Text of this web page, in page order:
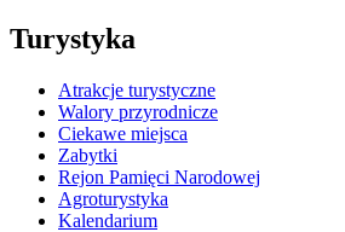
Turystyka
Atrakcje turystyczne
Walory przyrodnicze
Ciekawe miejsca
Zabytki
Rejon Pamięci Narodowej
Agroturystyka
Kalendarium